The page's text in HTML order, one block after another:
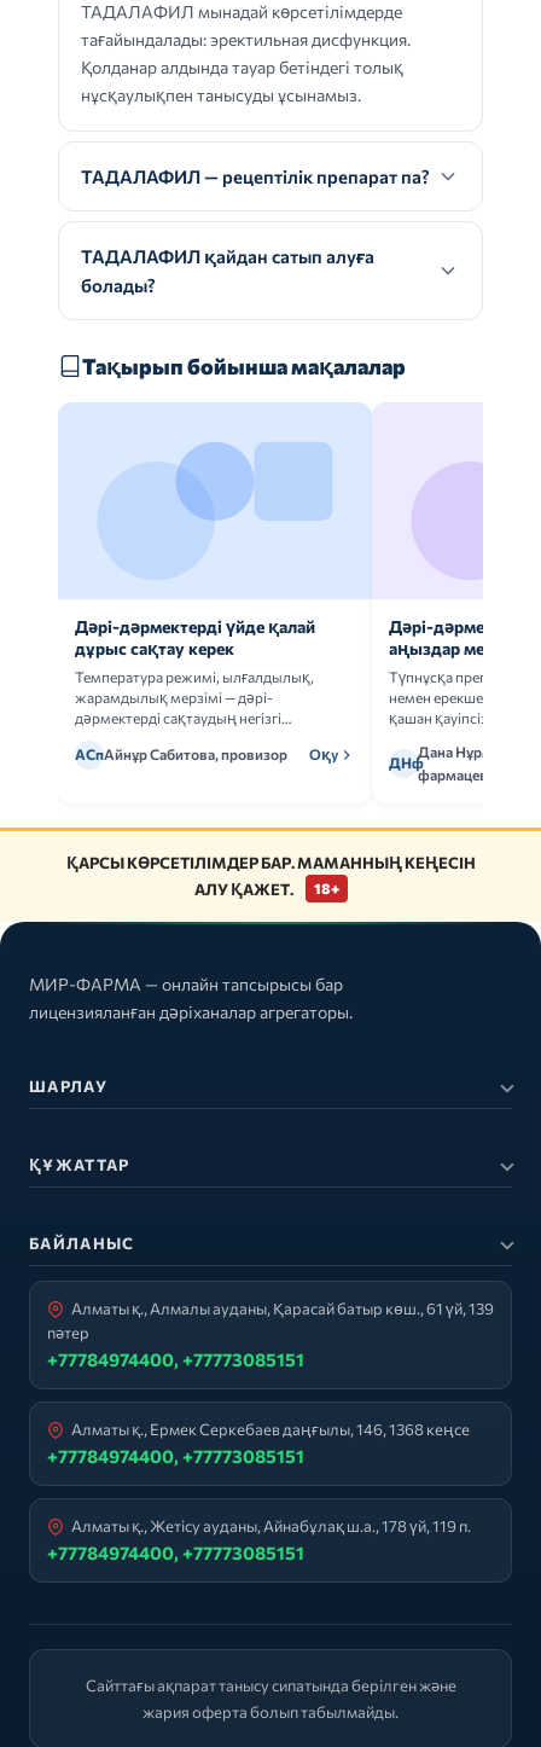
ТАДАЛАФИЛ мынадай көрсетілімдерде
тағайындалады: эректильная дисфункция.
Қолданар алдында тауар бетіндегі толық
нұсқаулықпен танысуды ұсынамыз.
ТАДАЛАФИЛ — рецептілік препарат па?
ТАДАЛАФИЛ қайдан сатып алуға
болады?
Тақырып бойынша мақалалар
Дәрі-дәрмектерді үйде қалай
дұрыс сақтау керек
Температура режимі, ылғалдылық,
жарамдылық мерзімі — дәрі-
дәрмектерді сақтаудың негізгі
АСпАйнұр Сабитова, провизор Оқу
Дәрі-дәрмек
аңыздар мен
Түпнұсқа
немен ерекшеленеді
қашан қауіпсіз.
ДНф
Дана
фармацевт
ҚАРСЫ КӨРСЕТІЛІМДЕР БАР. МАМАННЫҢ КЕҢЕСІН
АЛУ ҚАЖЕТ.
18+
МИР-ФАРМА — онлайн тапсырысы бар
лицензияланған дәріханалар агрегаторы.
ШАРЛАУ
ҚҰЖАТТАР
БАЙЛАНЫС
Алматы қ., Алмалы ауданы, Қарасай батыр көш., 61 үй, 139
пәтер
+77784974400, +77773085151
Алматы қ., Ермек Серкебаев даңғылы, 146, 1368 кеңсе
+77784974400, +77773085151
Алматы қ., Жетісу ауданы, Айнабұлақ ш.а., 178 үй, 119 п.
+77784974400, +77773085151
Сайттағы ақпарат танысу сипатында берілген және
жария оферта болып табылмайды.